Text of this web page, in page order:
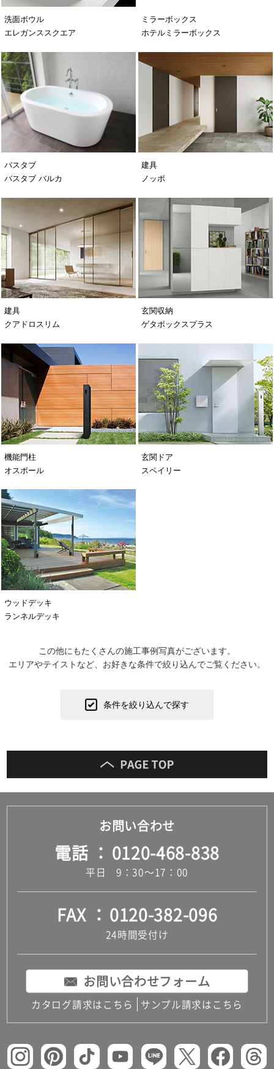
洗面ボウル
エレガンススクエア
ミラーボックス
ホテルミラーボックス
バスタブ
バスタブ バルカ
建具
ノッポ
建具
クアドロスリム
玄関収納
ゲタボックスプラス
機能門柱
オスポール
玄関ドア
スペイリー
ウッドデッキ
ランネルデッキ
この他にもたくさんの施工事例写真がございます。
エリアやテイストなど、お好きな条件で絞り込んでご覧ください。
条件を絞り込んで探す
お問い合わせ
電話 0120-468-838
平日 9：30～17：00
FAX 0120-382-096
24時間受付け
お問い合わせフォーム
カタログ請求はこちら サンプル請求はこちら